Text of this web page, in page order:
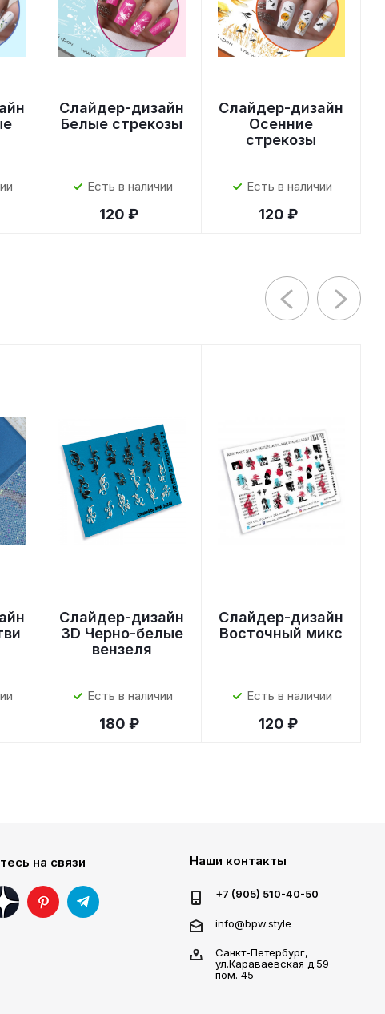
Слайдер-дизайн
Белые стрекозы
Есть в наличии
120 ₽
Слайдер-дизайн
Осенние
стрекозы
Есть в наличии
120 ₽
Слайдер-дизайн
3D Черно-белые
вензеля
Есть в наличии
180 ₽
Слайдер-дизайн
Восточный микс
Есть в наличии
120 ₽
на связи Наши контакты
+7 (905) 510-40-50
info@bpw.style
Санкт-Петербург,
ул.Караваевская д.59
пом. 45